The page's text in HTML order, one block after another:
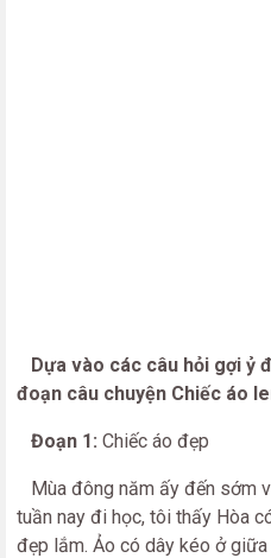
Dựa vào các câu hỏi gợi ỷ
đoạn câu chuyện Chiếc áo
Đoạn 1: Chiếc áo đẹp
Mùa đông năm ấy đến sớm
tuần nay đi học, tôi thấy Hòa
đẹp lắm. Ảo có dây kéo ở